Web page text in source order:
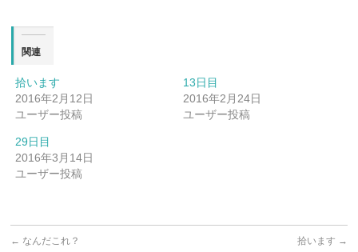
関連
拾います
2016年2月12日
ユーザー投稿
13日目
2016年2月24日
ユーザー投稿
29日目
2016年3月14日
ユーザー投稿
← なんだこれ？ 拾います →